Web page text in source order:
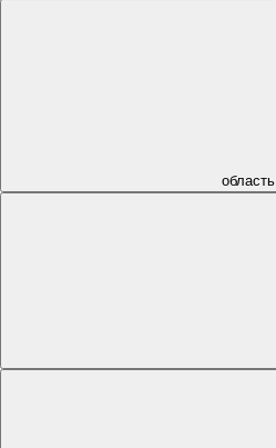
область